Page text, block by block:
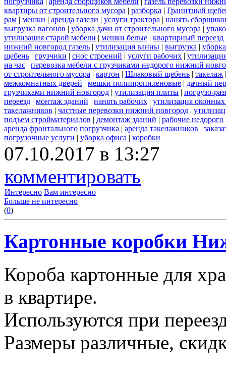
квартиры от строительного мусора | разборка | Гранитный
рам | мешки | аренда газели | услуги трактора | нанять
выгрузка вагонов | уборка дачи от строительного мусора |
утилизация старой мебели | мешки белые | квартирный переезд
нижний новгород газель | утилизация ванны | выгрузка |
щебень | грузчики | снос строений | услуги рабочих |
на час | перевозка мебели с грузчиками недорого нижний
от строительного мусора | картон | Шлаковый щебень | такелаж
межкомнатных дверей | мешки полипропиленовые | дачный
грузчиками нижний новгород | утилизация плиты | погрузо-
переезд | монтаж зданий | нанять рабочих | утилизация
такелажников | частные перевозки нижний новгород |
подъем стройматериалов | демонтаж зданий | рабочие недорого
аренда фронтального погрузчика | аренда такелажников |
погрузочные услуги | уборка офиса | коробки
07.10.2017 в 13:27
комментировать
Интересно Вам интересно
Больше не интересно
(0)
Картонные коробки
Короба картонные для
в квартире.
Используются при
Размеры различные,